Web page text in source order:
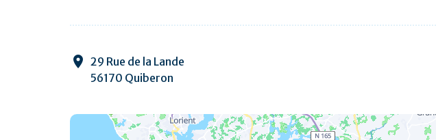
29 Rue de la Lande
56170 Quiberon